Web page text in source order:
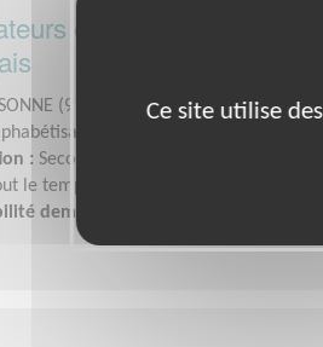
et formatrices en
(91)
Français Langue Étrangère
: Secours Catholique - Essonne
le temps
demandée :
Ce site utilise